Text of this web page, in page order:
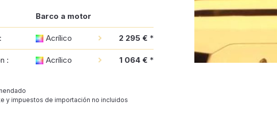
Barco a motor
Acrílico 2 295 € *
: Acrílico 1 064 € *
y impuestos de importación no incluidos